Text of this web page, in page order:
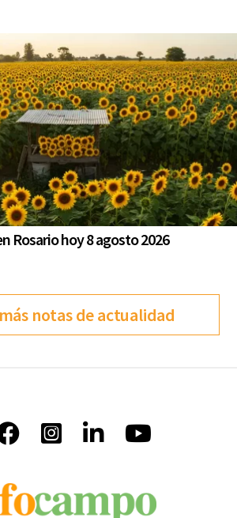
Rosario hoy 8 agosto 2026
notas de actualidad